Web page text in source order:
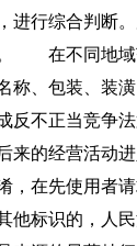
进行综合判断
在不同地域
称、包装、装
反不正当竞争
来的经营活动
，在先使用者
他标识的，